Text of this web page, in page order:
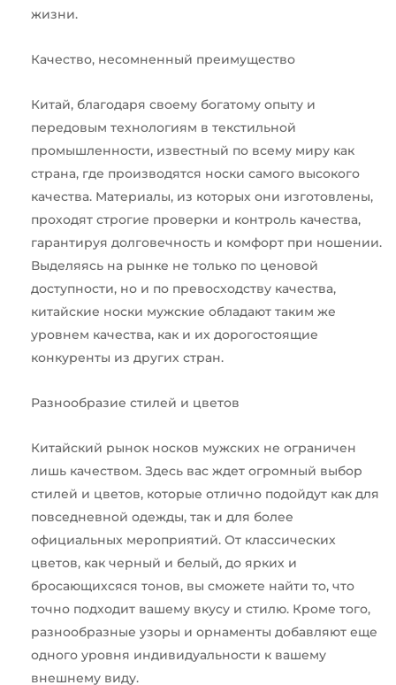
жизни.
Качество, несомненный преимущество
Китай, благодаря своему богатому опыту и
передовым технологиям в текстильной
промышленности, известный по всему миру как
страна, где производятся носки самого высокого
качества. Материалы, из которых они изготовлены,
проходят строгие проверки и контроль качества,
гарантируя долговечность и комфорт при ношении.
Выделяясь на рынке не только по ценовой
доступности, но и по превосходству качества,
китайские носки мужские обладают таким же
уровнем качества, как и их дорогостоящие
конкуренты из других стран.
Разнообразие стилей и цветов
Китайский рынок носков мужских не ограничен
лишь качеством. Здесь вас ждет огромный выбор
стилей и цветов, которые отлично подойдут как для
повседневной одежды, так и для более
официальных мероприятий. От классических
цветов, как черный и белый, до ярких и
бросающихсяся тонов, вы сможете найти то, что
точно подходит вашему вкусу и стилю. Кроме того,
разнообразные узоры и орнаменты добавляют еще
одного уровня индивидуальности к вашему
внешнему виду.